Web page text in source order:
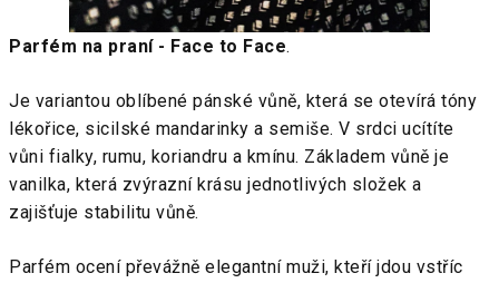
Parfém na praní - Face to Face.
Je variantou oblíbené pánské vůně, která se otevírá tóny
lékořice, sicilské mandarinky a semiše. V srdci ucítíte
vůni fialky, rumu, koriandru a kmínu. Základem vůně je
vanilka, která zvýrazní krásu jednotlivých složek a
zajišťuje stabilitu vůně.
Parfém ocení převážně elegantní muži, kteří jdou vstříc